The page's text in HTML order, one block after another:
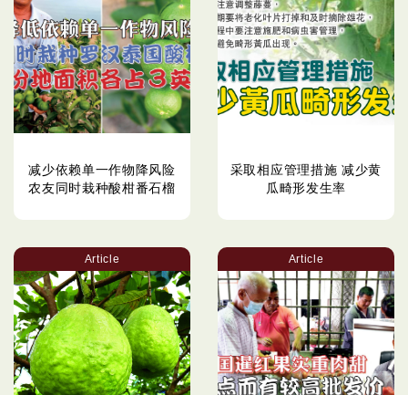
减少依赖单一作物降风险
农友同时栽种酸柑番石榴
采取相应管理措施 减少黄
瓜畸形发生率
Article Article